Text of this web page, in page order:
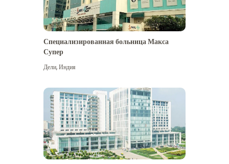
Специализированная больница Макса
Супер
Дели,Индия